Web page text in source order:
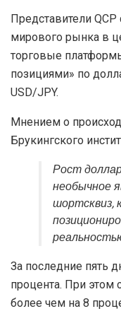
Представители
мирового рынка в
торговые
позициями» по
USD/JPY.
Мнением о
Брукингского
Рост
необычное
шортсквиз,
За последние пять
процента. При этом
более чем на 8